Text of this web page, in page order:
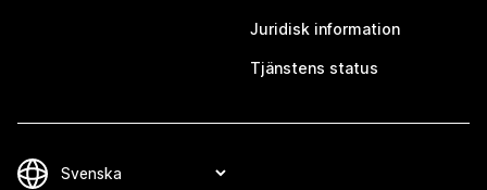
Juridisk information
Tjänstens status